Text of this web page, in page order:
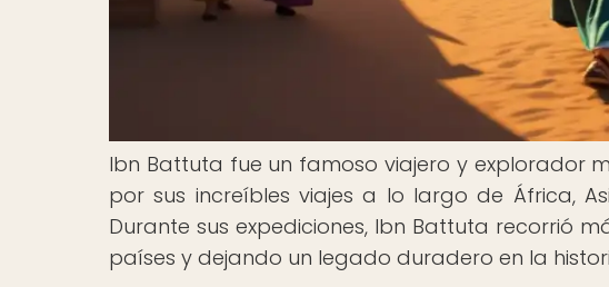
Ibn Battuta fue un famoso viajero y explorador
por sus increíbles viajes a lo largo de África,
Durante sus expediciones, Ibn Battuta recorrió
países y dejando un legado duradero en la